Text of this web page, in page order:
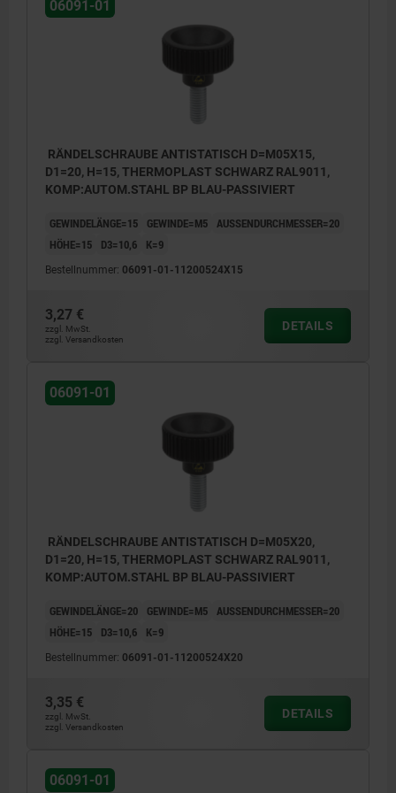
06091-01
RÄNDELSCHRAUBE ANTISTATISCH D=M05X15,
D1=20, H=15, THERMOPLAST SCHWARZ RAL9011,
KOMP:AUTOM.STAHL BP BLAU-PASSIVIERT
GEWINDELÄNGE=15 GEWINDE=M5 AUSSENDURCHMESSER=20
HÖHE=15
D3=10,6 K=9
Bestellnummer: 06091-01-11200524X15
3,27 €
zzgl. MwSt.
zzgl. Versandkosten
DETAILS
06091-01
RÄNDELSCHRAUBE ANTISTATISCH D=M05X20,
D1=20, H=15, THERMOPLAST SCHWARZ RAL9011,
KOMP:AUTOM.STAHL BP BLAU-PASSIVIERT
GEWINDELÄNGE=20 GEWINDE=M5
AUSSENDURCHMESSER=20
HÖHE=15
D3=10,6 K=9
Bestellnummer: 06091-01-11200524X20
3,35 €
zzgl. MwSt.
zzgl. Versandkosten
DETAILS
06091-01